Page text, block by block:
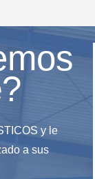
?
y le
a sus